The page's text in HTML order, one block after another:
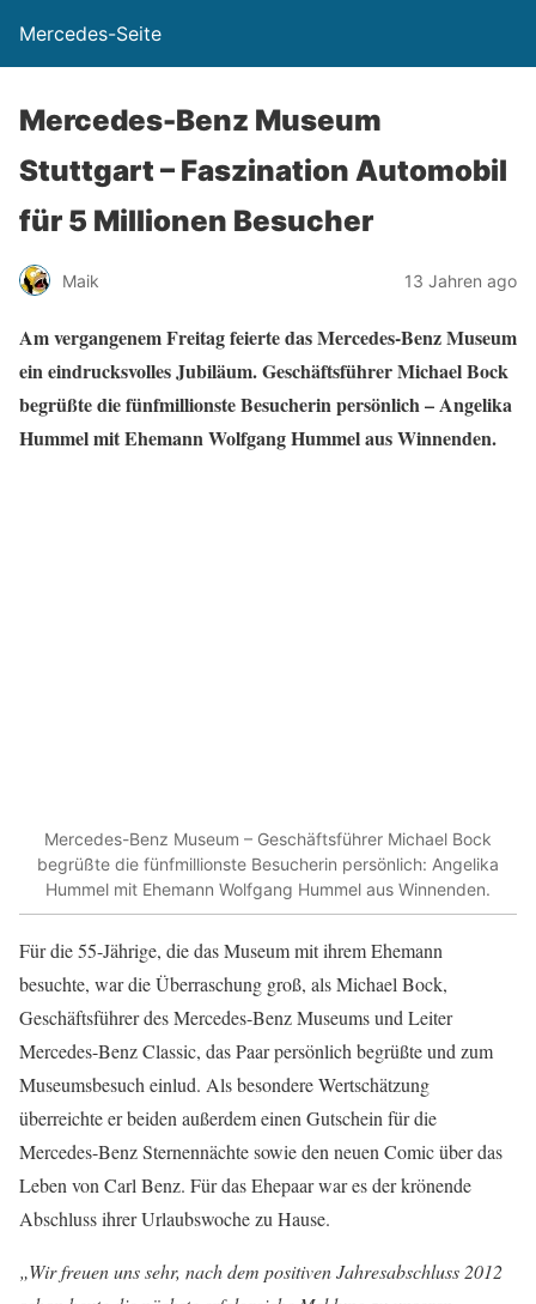
Mercedes-Seite
Mercedes-Benz Museum
Stuttgart – Faszination Automobil
für 5 Millionen Besucher
Maik 13 Jahren ago
Am vergangenem Freitag feierte das Mercedes-Benz Museum
ein eindrucksvolles Jubiläum. Geschäftsführer Michael Bock
begrüßte die fünfmillionste Besucherin persönlich – Angelika
Hummel mit Ehemann Wolfgang Hummel aus Winnenden.
Mercedes-Benz Museum – Geschäftsführer Michael Bock
begrüßte die fünfmillionste Besucherin persönlich: Angelika
Hummel mit Ehemann Wolfgang Hummel aus Winnenden.
Für die 55-Jährige, die das Museum mit ihrem Ehemann
besuchte, war die Überraschung groß, als Michael Bock,
Geschäftsführer des Mercedes-Benz Museums und Leiter
Mercedes-Benz Classic, das Paar persönlich begrüßte und zum
Museumsbesuch einlud. Als besondere Wertschätzung
überreichte er beiden außerdem einen Gutschein für die
Mercedes-Benz Sternennächte sowie den neuen Comic über das
Leben von Carl Benz. Für das Ehepaar war es der krönende
Abschluss ihrer Urlaubswoche zu Hause.
„Wir freuen uns sehr, nach dem positiven Jahresabschluss 2012